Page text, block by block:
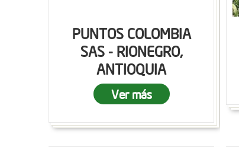
PUNTOS COLOMBIA
SAS - RIONEGRO,
ANTIOQUIA
Ver más